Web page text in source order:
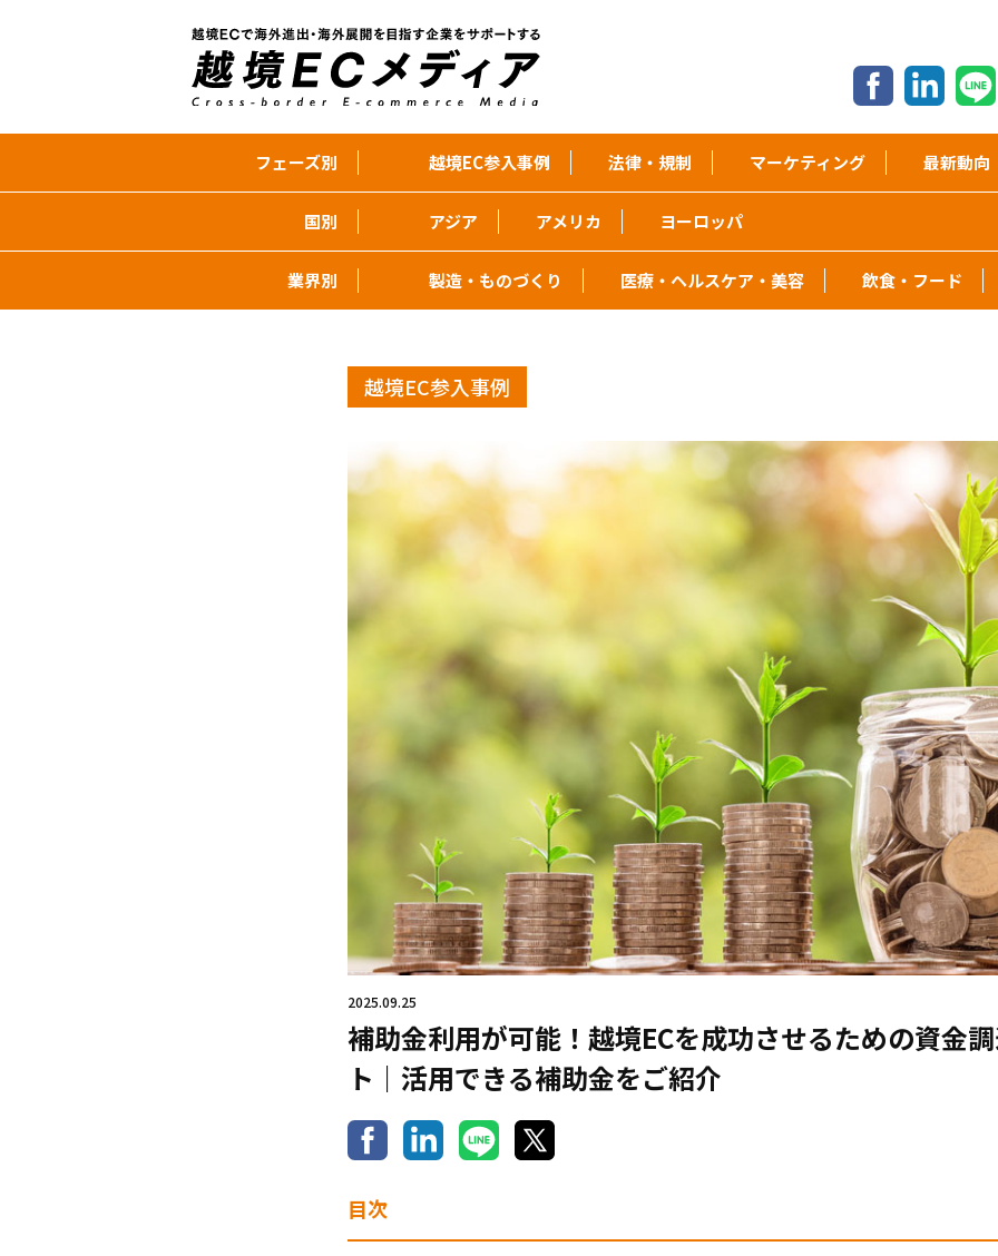
フェーズ別 越境EC参入事例 法律・規制 マーケティング 最新動向
国別 アジア アメリカ ヨーロッパ
業界別 製造・ものづくり 医療・ヘルスケア・美容 飲食・フード
越境EC参入事例
2025.09.25
補助金利用が可能！越境ECを成功させるための資金
ト｜活用できる補助金をご紹介
目次